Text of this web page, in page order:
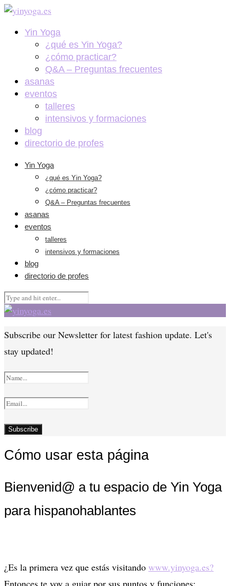
Yin Yoga
¿qué es Yin Yoga?
¿cómo practicar?
Q&A – Preguntas frecuentes
asanas
eventos
talleres
intensivos y formaciones
blog
directorio de profes
Yin Yoga
¿qué es Yin Yoga?
¿cómo practicar?
Q&A – Preguntas frecuentes
asanas
eventos
talleres
intensivos y formaciones
blog
directorio de profes
Subscribe our Newsletter for latest fashion update. Let's
stay updated!
Cómo usar esta página
Bienvenid@ a tu espacio de Yin Yoga
para hispanohablantes
¿Es la primera vez que estás visitando www.yinyoga.es?